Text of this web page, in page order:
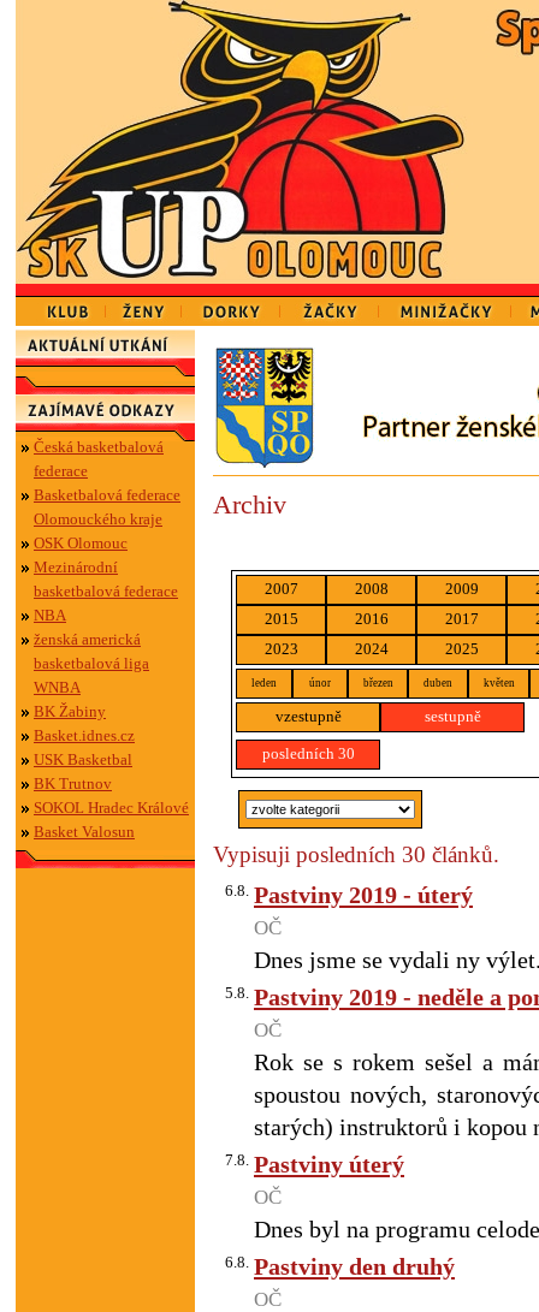
Česká basketbalová
federace
Basketbalová federace
Olomouckého kraje
OSK Olomouc
Mezinárodní
basketbalová federace
NBA
ženská americká
basketbalová liga
WNBA
BK Žabiny
Basket.idnes.cz
USK Basketbal
BK Trutnov
SOKOL Hradec Králové
Basket Valosun
Archiv
2007 2008 2009
2015
2016 2017
2023
2024 2025
leden únor březen duben květen
vzestupně sestupně
posledních 30
Vypisuji posledních 30 článků.
6.8. Pastviny 2019 - úterý
OČ
Dnes jsme se vydali ny
5.8. Pastviny 2019 - neděle a
OČ
Rok se s rokem sešel a
spoustou nových,
starých) instruktorů i kopou
7.8. Pastviny úterý
OČ
Dnes byl na programu
6.8. Pastviny den druhý
OČ